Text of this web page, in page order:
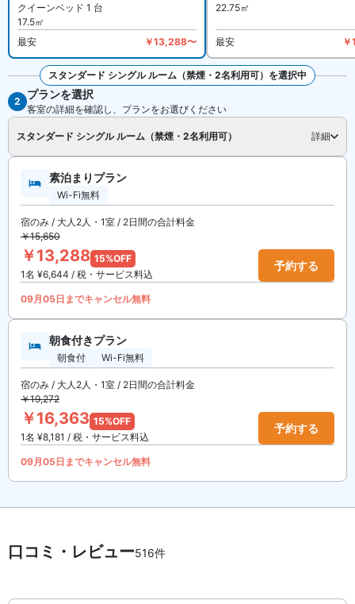
クイーンベッド 1 台
17.5㎡
最安
￥13,288〜
22.75㎡
最安
スタンダード シングル ルーム（禁煙・2名利用可）を選択中
2 プランを選択
客室の詳細を確認し、プランをお選びください
スタンダード シングル ルーム（禁煙・2名利用可） 詳細
素泊まりプラン
Wi-Fi無料
宿のみ / 大人2人・1室 / 2日間の合計料金
￥15,650
￥13,288 15%OFF
1名 ¥6,644 / 税・サービス料込
予約する
09月05日までキャンセル無料
朝食付きプラン
朝食付 Wi-Fi無料
宿のみ / 大人2人・1室 / 2日間の合計料金
￥19,272
￥16,363 15%OFF
1名 ¥8,181 / 税・サービス料込
予約する
09月05日までキャンセル無料
口コミ・レビュー516件